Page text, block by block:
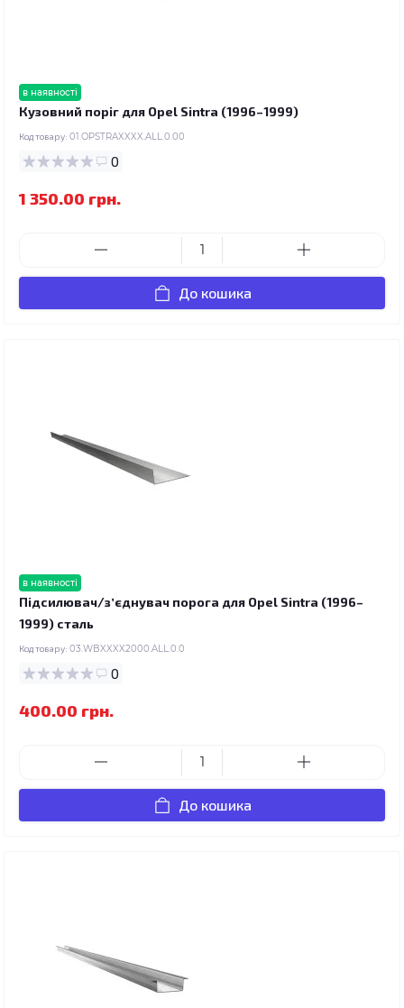
в наявності
Кузовний поріг для Opel Sintra (1996–1999)
Код товару: 01.OPSTRAXXXX.ALL.0.00
0
1 350.00 грн.
До кошика
в наявності
Підсилювач/зʼєднувач порога для Opel Sintra (1996–
1999) сталь
Код товару: 03.WBXXXX2000.ALL.0.0
0
400.00 грн.
До кошика